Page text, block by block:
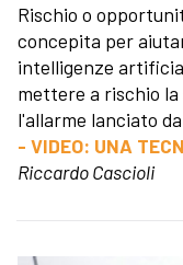
Rischio o
concepita per
intelligenze
mettere a rischio la
l'allarme lanciato
- VIDEO: UNA
Riccardo Cascioli